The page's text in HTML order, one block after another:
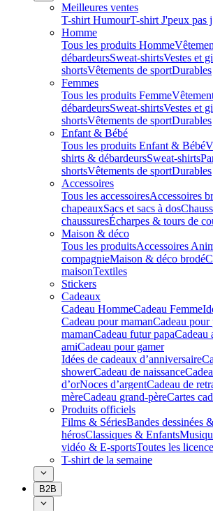
Meilleures ventes
T-shirt HumourT-shirt J'peux pas
Homme
Tous les produits Homme
débardeursSweat-shirtsVestes et
shortsVêtements de sportDurables
Femmes
Tous les produits Femme
débardeursSweat-shirtsVestes et
shortsVêtements de sportDurables
Enfant & Bébé
Tous les produits Enfant & Bébé
shirts & débardeursSweat-shirts
shortsVêtements de sportDurables
Accessoires
Tous les accessoiresAccessoires
chapeauxSacs et sacs à dos
chaussuresÉcharpes & tours de
Maison & déco
Tous les produitsAccessoires
compagnieMaison & déco brodé
maisonTextiles
Stickers
Cadeaux
Cadeau HommeCadeau Femme
Cadeau pour mamanCadeau pour
mamanCadeau futur papaCadeau
amiCadeau pour gamer
Idées de cadeaux d’anniversaire
showerCadeau de naissance
d’orNoces d’argentCadeau de
mèreCadeau grand-pèreCartes
Produits officiels
Films & SériesBandes dessinées
hérosClassiques & Enfants
vidéo & E-sportsToutes les
T-shirt de la semaine
B2B